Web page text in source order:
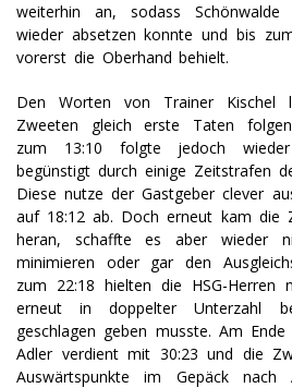
weiterhin an, sodass
wieder absetzen konnte und bis
vorerst die Oberhand behielt.
Den Worten von Trainer Kischel
Zweeten gleich erste Taten
zum 13:10 folgte jedoch wieder
begünstigt durch einige Zeitstrafen
Diese nutze der Gastgeber clever
auf 18:12 ab. Doch erneut kam die
heran, schaffte es aber wieder
minimieren oder gar den
zum 22:18 hielten die HSG-
erneut in doppelter Unterzahl
geschlagen geben musste. Am
Adler verdient mit 30:23 und die
Auswärtspunkte im Gepäck nach